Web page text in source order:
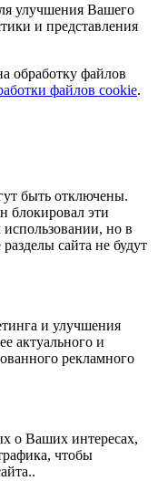
улучшения Вашего
и представления
обработку файлов
файлов cookie.
быть отключены.
блокировал эти
но в
сайта не будут
и улучшения
актуального и
рекламного
о Ваших интересах,
чтобы